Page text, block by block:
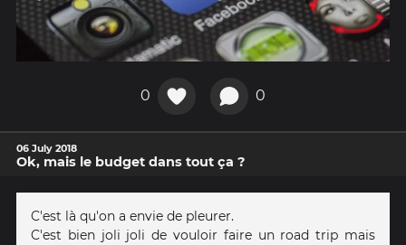
0 0
06 July 2018
Ok, mais le budget dans tout ça ?
C'est là qu'on a envie de pleurer.
C'est bien joli joli de vouloir faire un road trip mais